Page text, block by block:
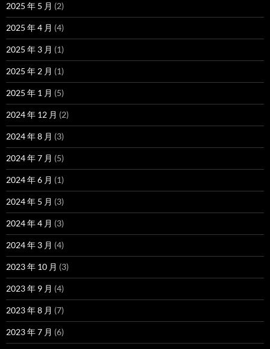
2025 年 5 月 (2)
2025 年 4 月 (4)
2025 年 3 月 (1)
2025 年 2 月 (1)
2025 年 1 月 (5)
2024 年 12 月 (2)
2024 年 8 月 (3)
2024 年 7 月 (5)
2024 年 6 月 (1)
2024 年 5 月 (3)
2024 年 4 月 (3)
2024 年 3 月 (4)
2023 年 10 月 (3)
2023 年 9 月 (4)
2023 年 8 月 (7)
2023 年 7 月 (6)